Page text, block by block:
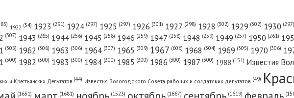
— «Красный Север»
1922 (54) 1923 (291) 1924 (297) 1925 (297) 1926 (301) 1927 (298) 1928 (302) 1929 (302) 1930 (297)
(307) 1943 (265) 1944 (256) 1945 (258) 1946 (259) 1947 (258) 1948 (259) 1949 (257) 1950 (261)
(305) 1962 (306) 1963 (306) 1964 (307) 1965 (309) 1967 (606) 1968 (304) 1969 (305) 1970 (306)
(300) 1982 (300) 1983 (300) 1984 (300) 1985 (300) 1986 (300) 1987 (300) 1988 (151) Известия
и Крестьянских Депутатов (44) Известия Вологодского Совета рабочих и солдатских депутатов (49)
(1651) (1681) (1523) (1667) (1619)